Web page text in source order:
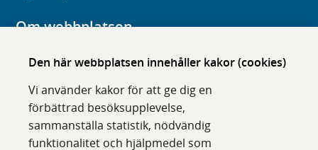
Den här webbplatsen innehåller kakor (cookies)
Vi använder kakor för att ge dig en
förbättrad besöksupplevelse,
sammanställa statistik, nödvändig
funktionalitet och hjälpmedel som
Om webbplatsen
Om karolinska.se
Tillgänglighet
Om cookies